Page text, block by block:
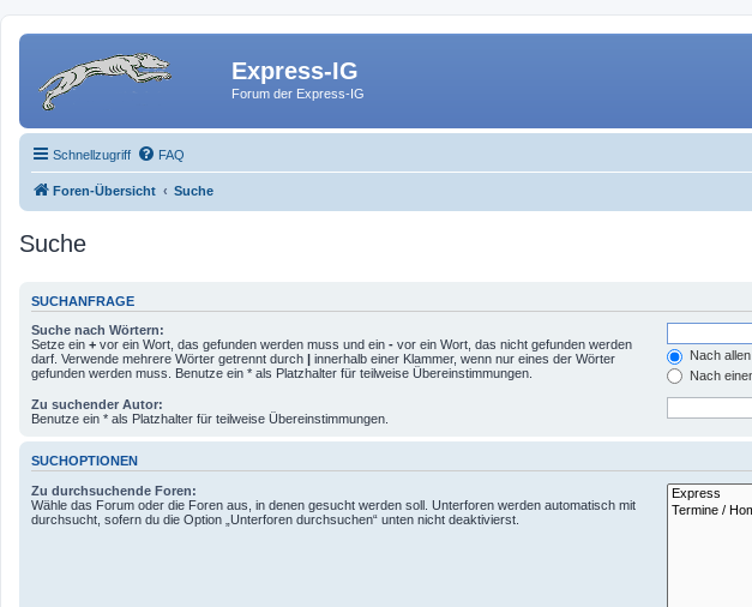
Express-IG
Forum der Express-IG
Schnellzugriff FAQ
Foren-Übersicht Suche
Suche
SUCHANFRAGE
Suche nach Wörtern:
Setze ein + vor ein Wort, das gefunden werden muss und ein - vor ein Wort, das nicht gefunden werden
darf. Verwende mehrere Wörter getrennt durch | innerhalb einer Klammer, wenn nur eines der Wörter
gefunden werden muss. Benutze ein * als Platzhalter für teilweise Übereinstimmungen.
Nach
Nach
Zu suchender Autor:
Benutze ein * als Platzhalter für teilweise Übereinstimmungen.
SUCHOPTIONEN
Zu durchsuchende Foren:
Wähle das Forum oder die Foren aus, in denen gesucht werden soll. Unterforen werden automatisch mit
durchsucht, sofern du die Option „Unterforen durchsuchen“ unten nicht deaktivierst.